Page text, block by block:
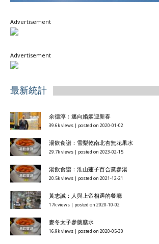
Advertisement
Advertisement
最新統計
余德淳：邁向婚姻迎新春
39.6k views | posted on 2020-01-02
湯飲食譜：雪梨乾南北杏無花果水
29.7k views | posted on 2023-02-15
湯飲食譜：淮山蓮子百合黨參湯
20.5k views | posted on 2021-12-21
黃志誠：人與上帝相遇的餐廳
17k views | posted on 2020-10-02
麥冬太子參藥膳水
16.9k views | posted on 2020-05-30